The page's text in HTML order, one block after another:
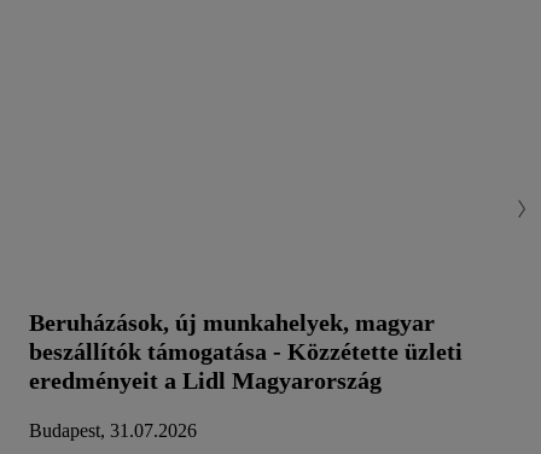
Beruházások, új munkahelyek, magyar
beszállítók támogatása - Közzétette üzleti
eredményeit a Lidl Magyarország
Budapest, 31.07.2026